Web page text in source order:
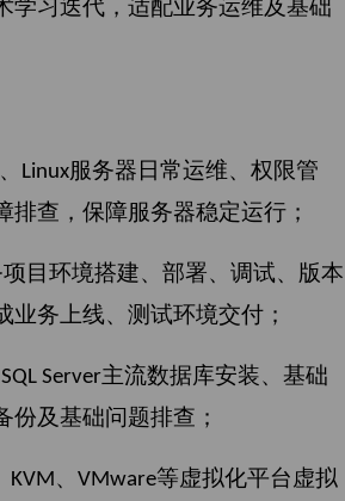
学习迭代，适配业务运维及基础
、 Linux服务器日常运维、权限管
排查，保障服务器稳定运行；
目环境搭建、部署、调试、版本
业务上线、测试环境交付；
SQL Server主流数据库安装、基础
份及基础问题排查；
KVM、 VMware等虚拟化平台虚拟